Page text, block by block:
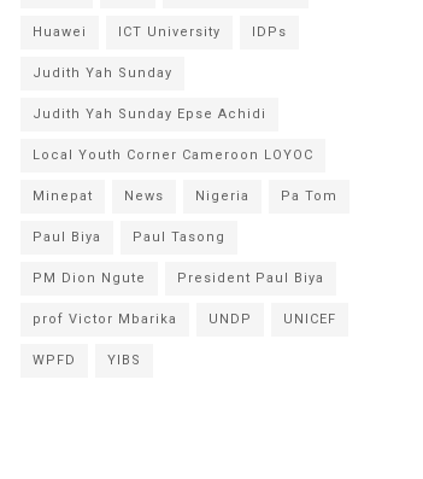
Huawei ICT University IDPs
Judith Yah Sunday
Judith Yah Sunday Epse Achidi
Local Youth Corner Cameroon LOYOC
Minepat News Nigeria Pa Tom
Paul Biya Paul Tasong
PM Dion Ngute President Paul Biya
prof Victor Mbarika UNDP UNICEF
WPFD YIBS